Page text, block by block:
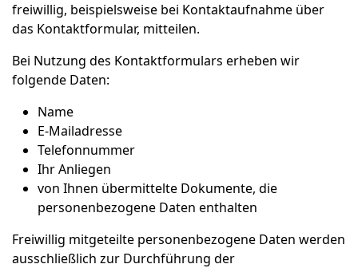
freiwillig, beispielsweise bei Kontaktaufnahme über
das Kontaktformular, mitteilen.
Bei Nutzung des Kontaktformulars erheben wir
folgende Daten:
Name
E-Mailadresse
Telefonnummer
Ihr Anliegen
von Ihnen übermittelte Dokumente, die
personenbezogene Daten enthalten
Freiwillig mitgeteilte personenbezogene Daten werden
ausschließlich zur Durchführung der